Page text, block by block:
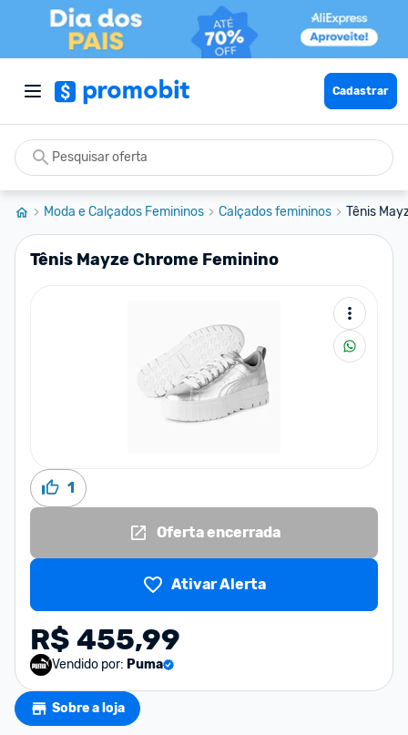
Cadastrar
Moda e Calçados Femininos Calçados femininos Tênis
Tênis Mayze Chrome Feminino
1
Oferta encerrada
Ativar Alerta
R$ 455,99
Vendido por: Puma
Sobre a loja